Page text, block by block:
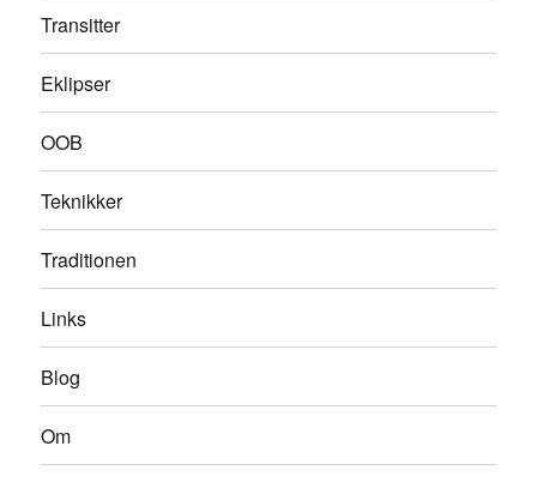
Transitter
Eklipser
OOB
Teknikker
Traditionen
Links
Blog
Om